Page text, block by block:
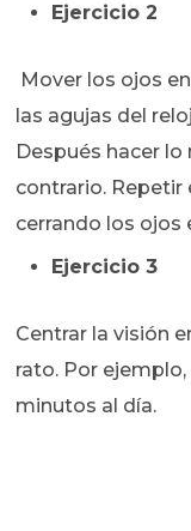
Ejercicio 2
Mover los ojos
las agujas del
Después hacer
contrario. Repetir
cerrando los ojos
Ejercicio 3
Centrar la visión
rato. Por
minutos al día.